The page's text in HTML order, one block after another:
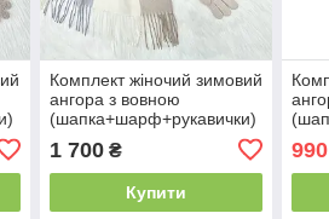
Комплект жіночий зимовий
ангора з вовною
(шапка+шарф+рукавички)
бежевий 12536 - 1136 -
4074
1 700₴
Купити
990